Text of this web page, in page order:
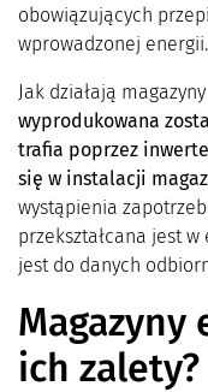
obowiązujących
wprowadzonej energii.
Jak działają
wyprodukowana
trafia poprzez
się w instalacji
wystąpienia
przekształcana jest
jest do danych
Magazyny
ich zalety?